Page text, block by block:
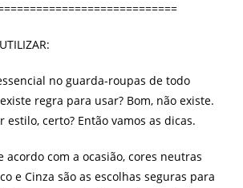
no guarda-roupas de todo
regra para usar? Bom, não existe.
estilo, certo? Então vamos as dicas.
acordo com a ocasião, cores neutras
e Cinza são as escolhas seguras para